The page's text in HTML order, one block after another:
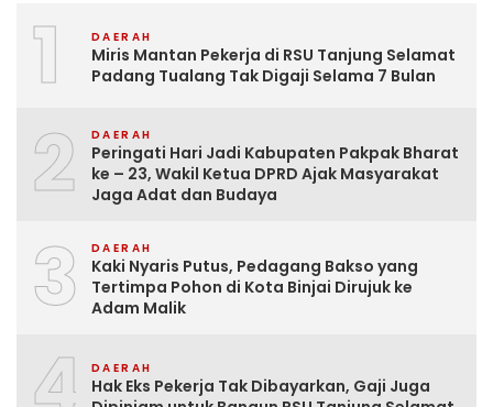
1 DAERAH
Miris Mantan Pekerja di RSU Tanjung Selamat
Padang Tualang Tak Digaji Selama 7 Bulan
2 DAERAH
Peringati Hari Jadi Kabupaten Pakpak Bharat
ke – 23, Wakil Ketua DPRD Ajak Masyarakat
Jaga Adat dan Budaya
3 DAERAH
Kaki Nyaris Putus, Pedagang Bakso yang
Tertimpa Pohon di Kota Binjai Dirujuk ke
Adam Malik
DAERAH
Hak Eks Pekerja Tak Dibayarkan, Gaji Juga